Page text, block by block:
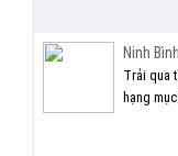
Ninh
Trải qua
hạng